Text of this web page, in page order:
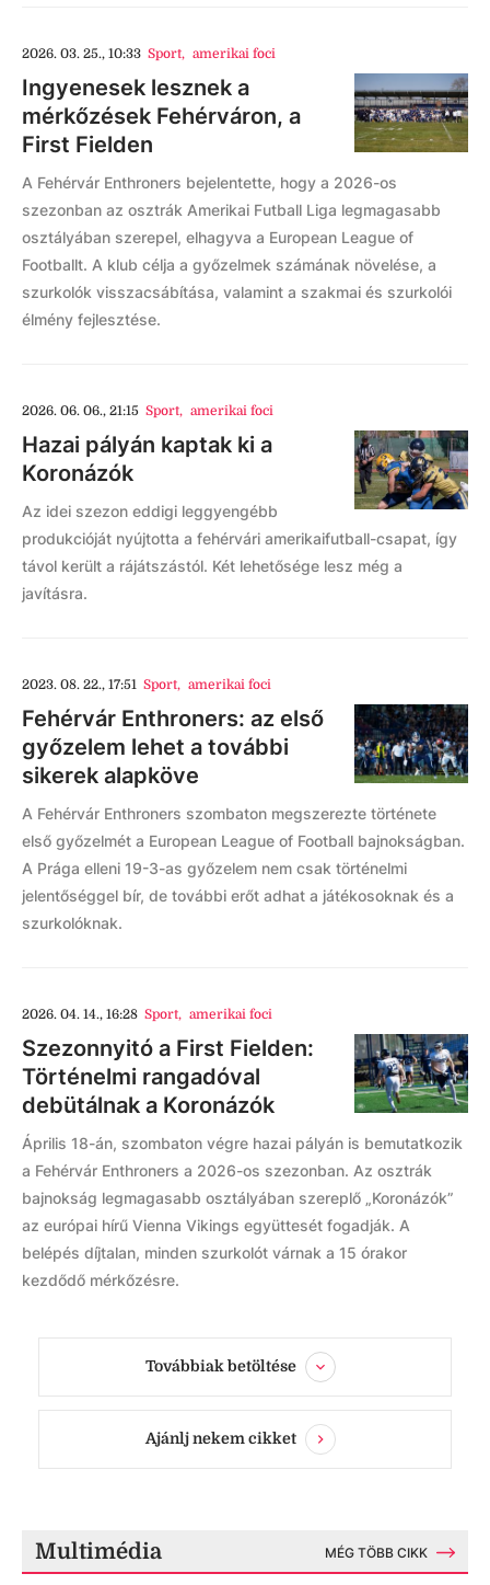
2026. 03. 25., 10:33 Sport, amerikai foci
Ingyenesek lesznek a
mérkőzések Fehérváron, a
First Fielden
A Fehérvár Enthroners bejelentette, hogy a 2026-os
szezonban az osztrák Amerikai Futball Liga legmagasabb
osztályában szerepel, elhagyva a European League of
Footballt. A klub célja a győzelmek számának növelése, a
szurkolók visszacsábítása, valamint a szakmai és szurkolói
élmény fejlesztése.
2026. 06. 06., 21:15 Sport, amerikai foci
Hazai pályán kaptak ki a
Koronázók
Az idei szezon eddigi leggyengébb
produkcióját nyújtotta a fehérvári amerikaifutball-csapat, így
távol került a rájátszástól. Két lehetősége lesz még a
javításra.
2023. 08. 22., 17:51 Sport, amerikai foci
Fehérvár Enthroners: az első
győzelem lehet a további
sikerek alapköve
A Fehérvár Enthroners szombaton megszerezte története
első győzelmét a European League of Football bajnokságban.
A Prága elleni 19-3-as győzelem nem csak történelmi
jelentőséggel bír, de további erőt adhat a játékosoknak és a
szurkolóknak.
2026. 04. 14., 16:28 Sport, amerikai foci
Szezonnyitó a First Fielden:
Történelmi rangadóval
debütálnak a Koronázók
Április 18-án, szombaton végre hazai pályán is bemutatkozik
a Fehérvár Enthroners a 2026-os szezonban. Az osztrák
bajnokság legmagasabb osztályában szereplő „Koronázók”
az európai hírű Vienna Vikings együttesét fogadják. A
belépés díjtalan, minden szurkolót várnak a 15 órakor
kezdődő mérkőzésre.
Továbbiak betöltése
Ajánlj nekem cikket
Multimédia MÉG TÖBB CIKK